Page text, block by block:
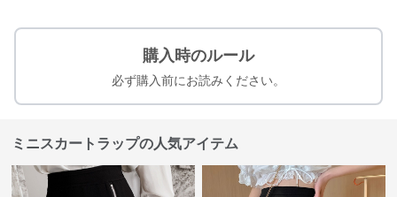
購入時のルール
必ず購入前にお読みください。
ミニスカートラップの人気アイテム